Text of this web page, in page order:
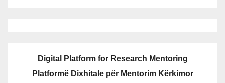
Digital Platform for Research Mentoring
Platformë Dixhitale për Mentorim Kërkimor